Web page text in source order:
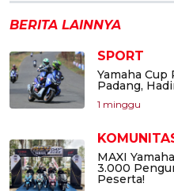
BERITA LAINNYA
SPORT
Yamaha Cup
Padang,
1 minggu
MAXI
3.000
Peserta!